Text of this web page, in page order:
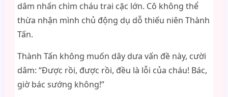
dâm nhấn chìm cháu trai cặc lớn. Cô không thể
thừa nhận mình chủ động dụ dỗ thiếu niên Thành
Tấn.
Thành Tấn không muốn dây dưa vấn đề này, cười
dâm: “Được rồi, được rồi, đều là lỗi của cháu! Bác,
giờ bác sướng không!”